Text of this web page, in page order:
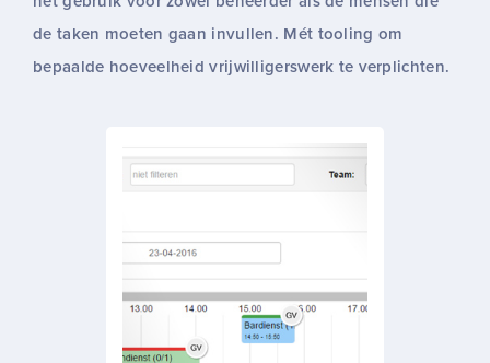
de taken moeten gaan invullen. Mét tooling om
bepaalde hoeveelheid vrijwilligerswerk te verplichten.